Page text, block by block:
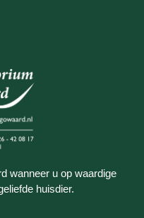
wanneer u op waardige
huisdier.